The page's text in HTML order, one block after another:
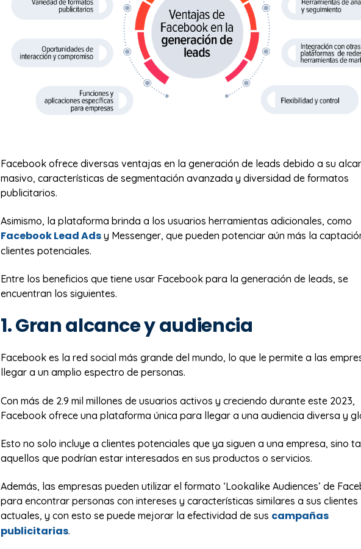
Facebook ofrece diversas ventajas en la generación de leads debido a su
masivo, características de segmentación avanzada y diversidad de formatos
publicitarios.
Asimismo, la plataforma brinda a los usuarios herramientas adicionales, como
Facebook Lead Ads y Messenger, que pueden potenciar aún más la
clientes potenciales.
Entre los beneficios que tiene usar Facebook para la generación de leads, se
encuentran los siguientes.
1. Gran alcance y audiencia
Facebook es la red social más grande del mundo, lo que le permite a las
llegar a un amplio espectro de personas.
Con más de 2.9 mil millones de usuarios activos y creciendo durante este 2023,
Facebook ofrece una plataforma única para llegar a una audiencia diversa y
Esto no solo incluye a clientes potenciales que ya siguen a una empresa, sino
aquellos que podrían estar interesados en sus productos o servicios.
Además, las empresas pueden utilizar el formato ‘Lookalike Audiences’ de
para encontrar personas con intereses y características similares a sus clientes
actuales, y con esto se puede mejorar la efectividad de sus campañas
publicitarias.